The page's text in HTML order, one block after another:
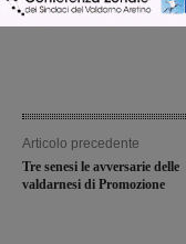
Articolo precedente
Tre senesi le avversarie delle
valdarnesi di Promozione